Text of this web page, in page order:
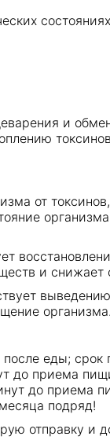
и
от
и
после еды;
до приема
до приема
подряд!
отправку и